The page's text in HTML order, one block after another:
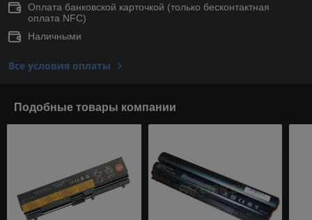
Оплата банковской карточкой (только беcконтактная
оплата NFC)
Наличными
Все условия оплаты
Подобные товары компании